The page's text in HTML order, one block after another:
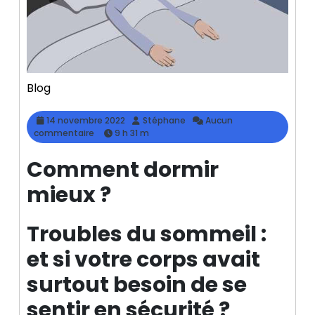
Blog
14 novembre 2022
14
novembre
2022
Stéphane Stéphane
Aucun
commentaire
9 h 31 m
Comment dormir
mieux ?
Troubles du sommeil :
et si votre corps avait
surtout besoin de se